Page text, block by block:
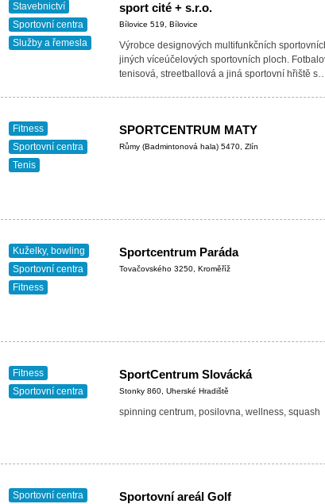
Stavebnictví
Sportovní centra
Služby a řemesla
sport cité + s.r.o.
Bílovice 519, Bílovice
Výrobce designových multifunkčních
jiných víceúčelových sportovních ploch.
tenisová, streetballová a jiná sportovní hřiště
Fitness
Sportovní centra
Tenis
SPORTCENTRUM MATY
Růmy (Badmintonová hala) 5470, Zlín
Kuželky, bowling
Sportovní centra
Fitness
Sportcentrum Paráda
Tovačovského 3250, Kroměříž
Fitness
Sportovní centra
SportCentrum Slovácká
Stonky 860, Uherské Hradiště
spinning centrum, posilovna, wellness, squash
Sportovní centra
Sportovní areál Golf